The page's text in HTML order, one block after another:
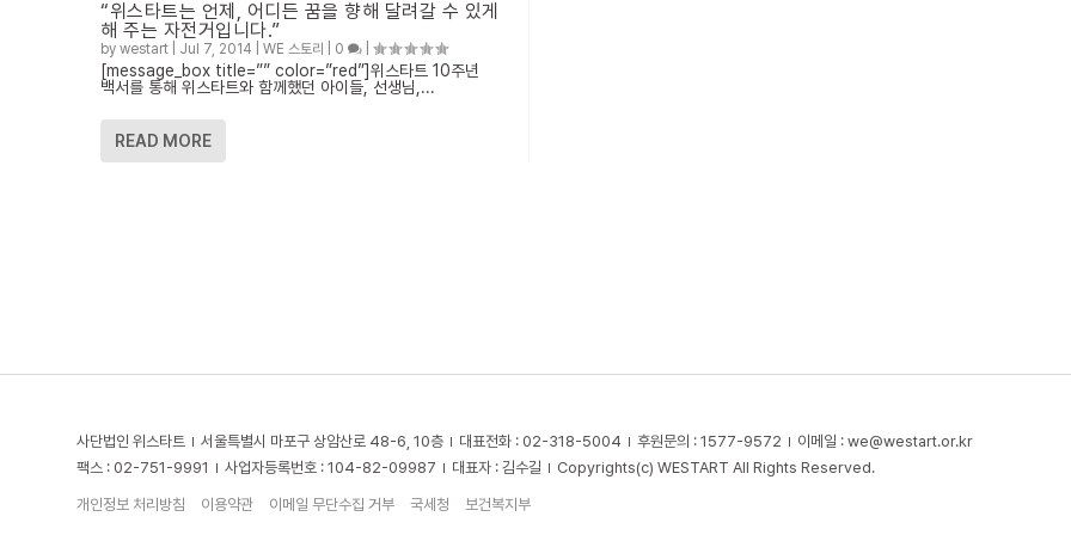
“위스타트는 언제, 어디든 꿈을 향해 달려갈 수 있게
해 주는 자전거입니다.”
by westart Jul 7, 2014 WE 스토리 0
[message_box title=”” color=”red”]위스타트 10주년
백서를 통해 위스타트와 함께했던 아이들, 선생님,...
READ MORE
사단법인 위스타트 서울특별시 마포구 상암산로 48-6, 10층 대표전화 : 02-318-5004 후원문의 : 1577-9572 이메일 : we@westart.or.kr
팩스 : 02-751-9991
사업자등록번호 : 104-82-09987 대표자 : 김수길 Copyrights(c) WESTART All Rights Reserved.
개인정보 처리방침 이용약관 이메일 무단수집 거부 국세청 보건복지부